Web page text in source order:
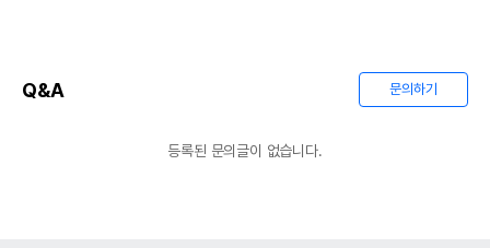
Q&A 문의하기
등록된 문의글이 없습니다.